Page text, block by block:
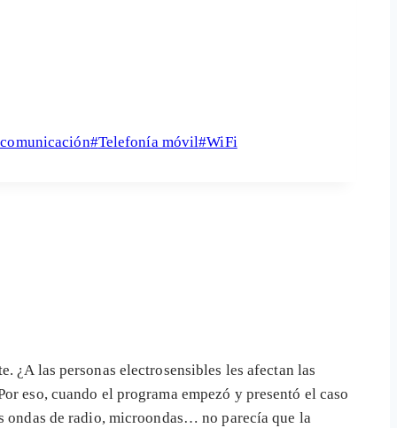
#Telefonía móvil#WiFi
¿A las personas electrosensibles les afectan las
eso, cuando el programa empezó y presentó el caso
ondas de radio, microondas… no parecía que la